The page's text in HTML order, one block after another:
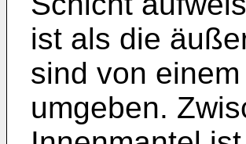
ist als die
sind von
umgeben.